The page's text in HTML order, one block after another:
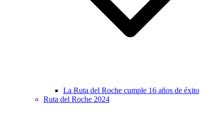
La Ruta del Roche cumple 16 años de éxito
Ruta del Roche 2024